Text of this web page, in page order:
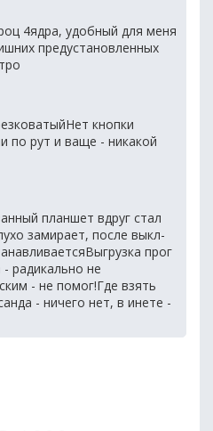
4ядра, удобный для меня
предустановленных
кнопки
по рут и ваще - никакой
планшет вдруг стал
замирает, после выкл-
прог
радикально не
- не помог!Где взять
- ничего нет, в инете -